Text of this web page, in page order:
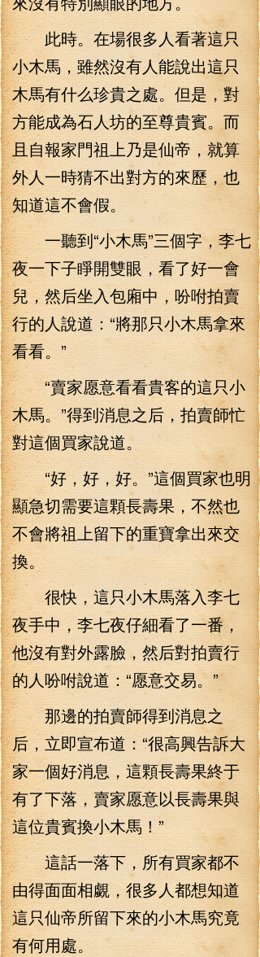
此時。在場很多人看著這只
小木馬，雖然沒有人能說出這只
木馬有什么珍貴之處。但是，對
方能成為石人坊的至尊貴賓。而
且自報家門祖上乃是仙帝，就算
外人一時猜不出對方的來歷，也
知道這不會假。
一聽到“小木馬”三個字，李七
夜一下子睜開雙眼，看了好一會
兒，然后坐入包廂中，吩咐拍賣
行的人說道：“將那只小木馬拿來
看看。”
“賣家愿意看看貴客的這只小
木馬。”得到消息之后，拍賣師忙
對這個買家說道。
“好，好，好。”這個買家也明
顯急切需要這顆長壽果，不然也
不會將祖上留下的重寶拿出來交
換。
很快，這只小木馬落入李七
夜手中，李七夜仔細看了一番，
他沒有對外露臉，然后對拍賣行
的人吩咐說道：“愿意交易。”
那邊的拍賣師得到消息之
后，立即宣布道：“很高興告訴大
家一個好消息，這顆長壽果終于
有了下落，賣家愿意以長壽果與
這位貴賓換小木馬！”
這話一落下，所有買家都不
由得面面相覷，很多人都想知道
這只仙帝所留下來的小木馬究竟
有何用處。